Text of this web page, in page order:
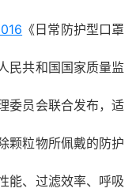
《日常防护型口罩
民共和国国家质量监
委员会联合发布，适
颗粒物所佩戴的防护
能、过滤效率、呼吸